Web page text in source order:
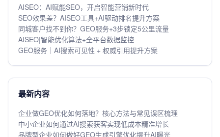
AISEO：AI赋能SEO，开启智能营销新时代
SEO效果差？AISEO工具+AI驱动排名提升方案
同城客户找不到你？GEO服务+3步锁定5公里流量
AISEO|智能优化算法+全平台数据监控
GEO服务｜AI搜索可见性 + 权威引用提升方案
最新内容
企业做GEO优化如何落地？核心方法与常见误区梳理
中小企业如何通过AI搜索获客实现低成本精准增长
品牌型企业如何做好GEO生成引擎优化提升AI曝光